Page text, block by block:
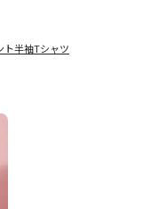
ト半袖Tシャツ